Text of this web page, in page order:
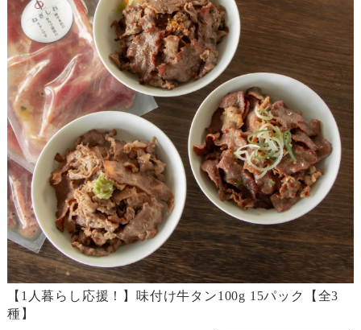
【1人暮らし応援！】味付け牛タン100g 15パック【全3
種】